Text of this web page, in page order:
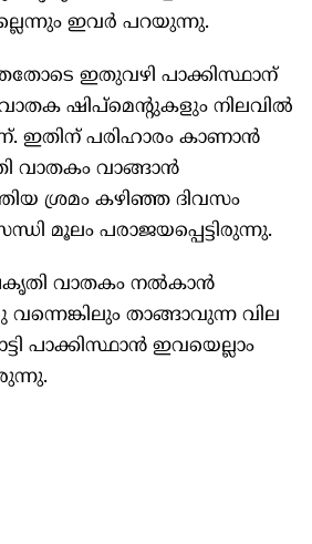
ഇവർ പറയുന്നു.
ഇതുവഴി പാക്കിസ്ഥാന്
വാതക ഷിപ്മെന്റുകളും നിലവിൽ
ഇതിന് പരിഹാരം കാണാൻ
വാതകം വാങ്ങാൻ
ശ്രമം കഴിഞ്ഞ ദിവസം
മൂലം പരാജയപ്പെട്ടിരുന്നു.
വാതകം നൽകാൻ
വന്നെങ്കിലും താങ്ങാവുന്ന വില
പാക്കിസ്ഥാൻ ഇവയെല്ലാം